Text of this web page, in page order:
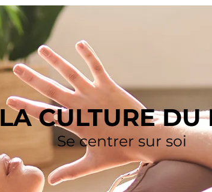
LA CULTURE DU
Se centrer sur soi